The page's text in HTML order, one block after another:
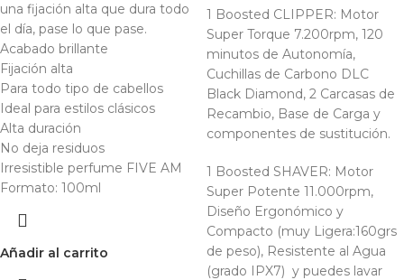
una fijación alta que dura todo
el día, pase lo que pase.
Acabado brillante
Fijación alta
Para todo tipo de cabellos
Ideal para estilos clásicos
Alta duración
No deja residuos
Irresistible perfume FIVE AM
Formato: 100ml
Añadir al carrito
1 Boosted CLIPPER: Motor
Super Torque 7.200rpm, 120
minutos de Autonomía,
Cuchillas de Carbono DLC
Black Diamond, 2 Carcasas de
Recambio, Base de Carga y
componentes de sustitución.
1 Boosted SHAVER: Motor
Super Potente 11.000rpm,
Diseño Ergonómico y
Compacto (muy Ligera:160grs
de peso), Resistente al Agua
(grado IPX7) y puedes lavar